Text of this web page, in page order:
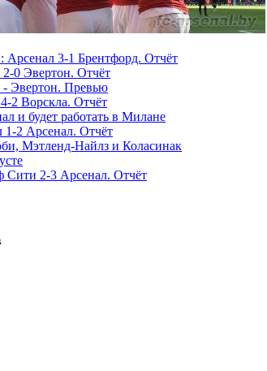
Арсенал 3-1 Брентфорд. Отчёт
0 Эвертон. Отчёт
- Эвертон. Превью
2 Ворскла. Отчёт
и будет работать в Милане
2 Арсенал. Отчёт
Мэтленд-Найлз и Коласинак
Сити 2-3 Арсенал. Отчёт